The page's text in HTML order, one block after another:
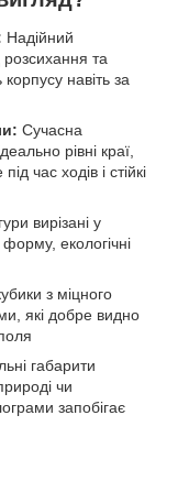
Надійний
та
навіть за
Сучасна
рівні краї,
час ходів і стійкі
вирізані у
екологічні
з міцного
які добре видно
габарити
чи
запобігає